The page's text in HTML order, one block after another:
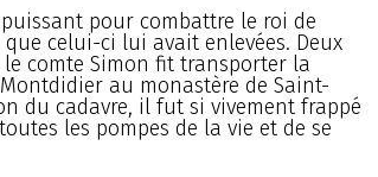
puissant pour combattre le roi de
celui-ci lui avait enlevées. Deux
le comte Simon fit transporter la
au monastère de Saint-
du cadavre, il fut si vivement frappé
les pompes de la vie et de se